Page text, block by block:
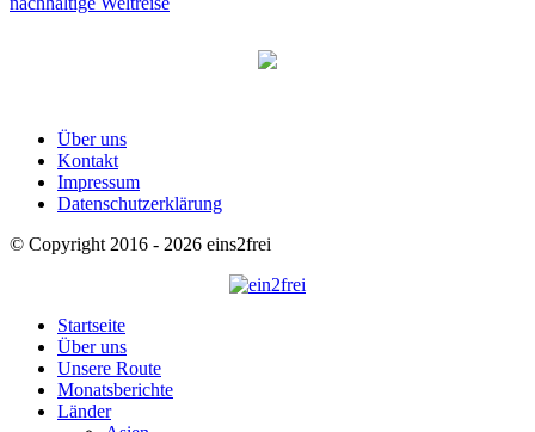
Über uns
Kontakt
Impressum
Datenschutzerklärung
© Copyright 2016 - 2026 eins2frei
Startseite
Über uns
Unsere Route
Monatsberichte
Länder